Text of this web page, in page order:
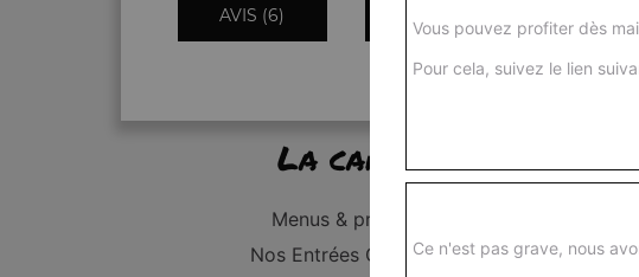
AVIS (6)
La carte
Menus & promos
Nos Entrées Grillades
Vous pouvez profiter dès
Pour cela, suivez le lien
Ce n'est pas grave, nous